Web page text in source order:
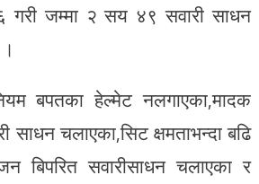
गरी जम्मा २ सय ४९ सवारी साधन
बपतका हेल्मेट नलगाएका,मादक
साधन चलाएका,सिट क्षमताभन्दा बढि
बिपरित सवारीसाधन चलाएका र